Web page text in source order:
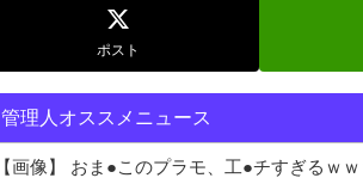
ポスト
管理人オススメニュース
【画像】 おま●このプラモ、工●チすぎるｗ